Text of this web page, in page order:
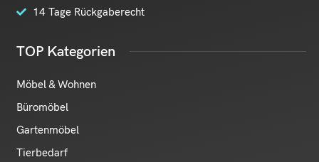
14 Tage Rückgaberecht
TOP Kategorien
Möbel & Wohnen
Büromöbel
Gartenmöbel
Tierbedarf